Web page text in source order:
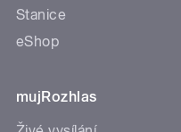
Stanice
eShop
mujRozhlas